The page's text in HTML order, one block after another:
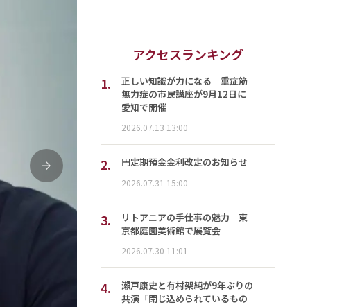
次
アクセスランキング
1.
正しい知識が力になる 重症筋
無力症の市民講座が9月12日に
愛知で開催
2026.07.13 13:00
2. 円定期預金金利改定のお知らせ
2026.07.31 15:00
3.
リトアニアの手仕事の魅力 東
京都庭園美術館で展覧会
2026.07.30 11:01
4.
瀬戸康史と有村架純が9年ぶりの
共演「閉じ込められているもの